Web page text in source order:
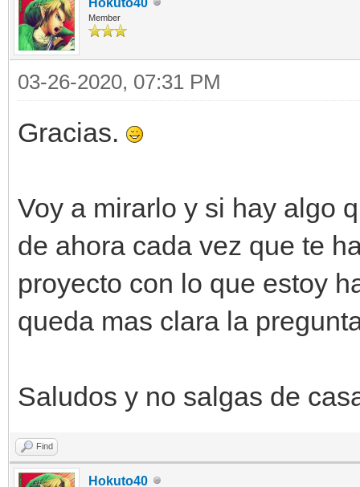
self.imagen =
f.x,self.y)
Member
03-26-2020, 07:31 PM
Gracias.
Voy a mirarlo y si hay algo
de ahora cada vez que te
proyecto con lo que estoy
queda mas clara la
Saludos y no salgas de
Find
Hokuto40